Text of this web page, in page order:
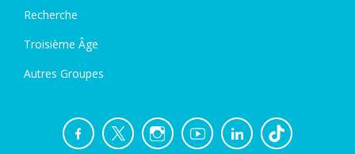
Recherche
Troisième Âge
Autres Groupes